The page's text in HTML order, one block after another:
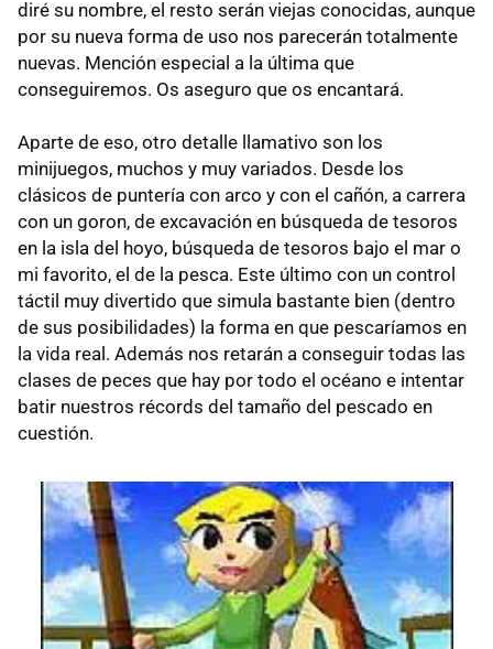
diré su nombre, el resto serán viejas conocidas, aunque
por su nueva forma de uso nos parecerán totalmente
nuevas. Mención especial a la última que
conseguiremos. Os aseguro que os encantará.
Aparte de eso, otro detalle llamativo son los
minijuegos, muchos y muy variados. Desde los
clásicos de puntería con arco y con el cañón, a carrera
con un goron, de excavación en búsqueda de tesoros
en la isla del hoyo, búsqueda de tesoros bajo el mar o
mi favorito, el de la pesca. Este último con un control
táctil muy divertido que simula bastante bien (dentro
de sus posibilidades) la forma en que pescaríamos en
la vida real. Además nos retarán a conseguir todas las
clases de peces que hay por todo el océano e intentar
batir nuestros récords del tamaño del pescado en
cuestión.